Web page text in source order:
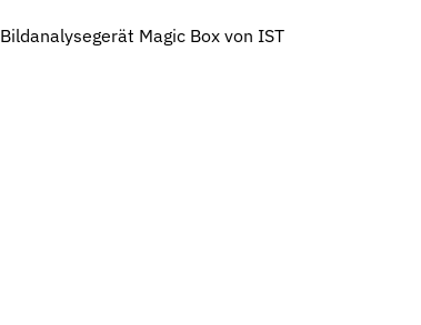
Bildanalysegerät Magic Box von IST